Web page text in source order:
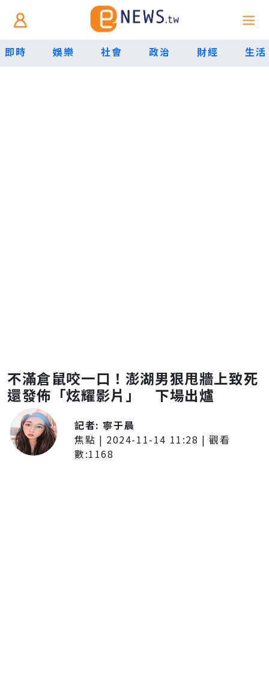
即時 娛樂 社會 政治 財經 生活
不滿倉鼠咬一口！澎湖男狠甩牆上致死
還發佈「炫耀影片」 下場出爐
記者: 寧于晨
焦點 | 2024-11-14 11:28 | 觀看
數:1168